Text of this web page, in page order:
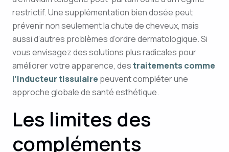
restrictif. Une supplémentation bien dosée peut
prévenir non seulement la chute de cheveux, mais
aussi d’autres problèmes d’ordre dermatologique. Si
vous envisagez des solutions plus radicales pour
améliorer votre apparence, destraitements comme
l’inducteur tissulaire peuvent compléter une
approche globale de santé esthétique.
Les limites des
compléments